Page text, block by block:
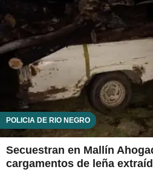
POLICÍA DE RÍO NEGRO
Secuestran en Mallín
cargamentos de leña